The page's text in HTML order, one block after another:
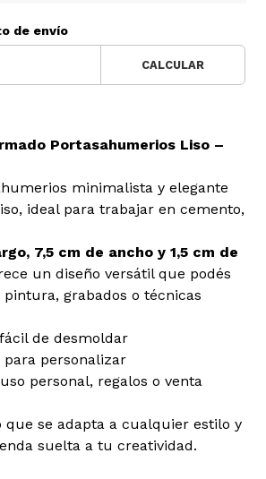
de envío
CALCULAR
Portasahumerios Liso –
minimalista y elegante
ideal para trabajar en cemento,
7,5 cm de ancho y 1,5 cm de
un diseño versátil que podés
grabados o técnicas
de desmoldar
para personalizar
personal, regalos o venta
que se adapta a cualquier estilo y
suelta a tu creatividad.